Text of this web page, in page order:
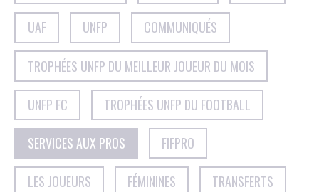
UAF UNFP COMMUNIQUÉS
TROPHÉES UNFP DU MEILLEUR JOUEUR DU MOIS
UNFP FC TROPHÉES UNFP DU FOOTBALL
SERVICES AUX PROS FIFPRO
LES JOUEURS FÉMININES TRANSFERTS